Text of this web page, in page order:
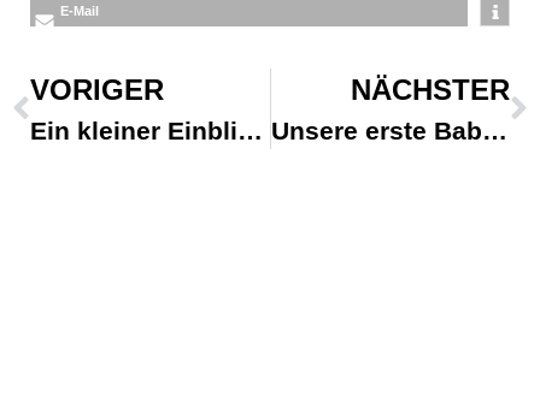
E-Mail
VORIGER
Ein kleiner Einblick in unseren gestrige…
NÄCHSTER
Unsere erste Babyparty für heute. Ein Mä…